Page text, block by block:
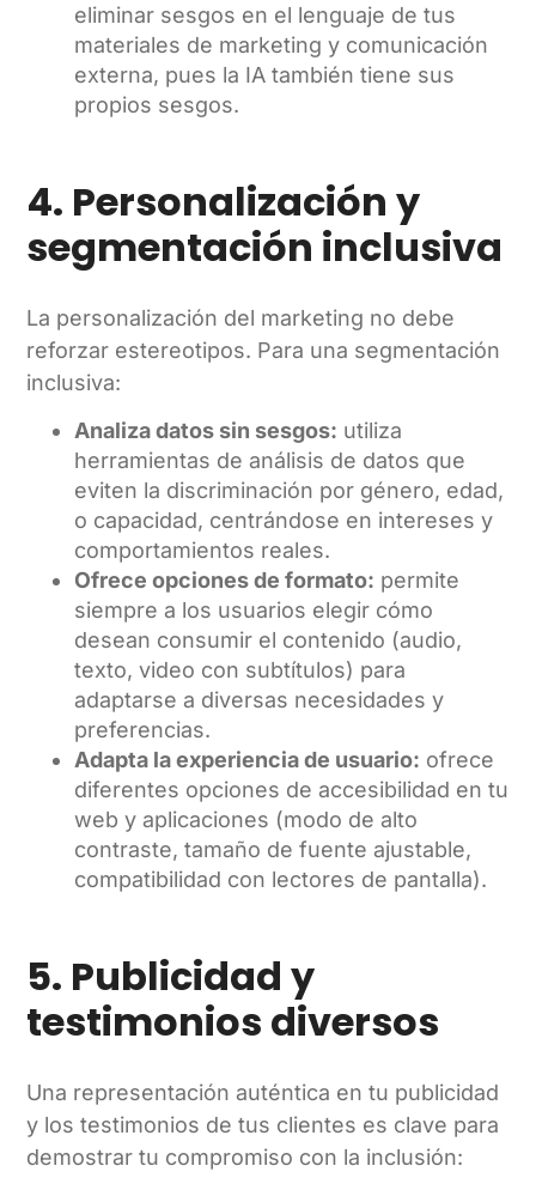
eliminar sesgos en el lenguaje de tus
materiales de marketing y comunicación
externa, pues la IA también tiene sus
propios sesgos.
4. Personalización y
segmentación inclusiva
La personalización del marketing no debe
reforzar estereotipos. Para una segmentación
inclusiva:
Analiza datos sin sesgos: utiliza
herramientas de análisis de datos que
eviten la discriminación por género, edad,
o capacidad, centrándose en intereses y
comportamientos reales.
Ofrece opciones de formato: permite
siempre a los usuarios elegir cómo
desean consumir el contenido (audio,
texto, video con subtítulos) para
adaptarse a diversas necesidades y
preferencias.
Adapta la experiencia de usuario: ofrece
diferentes opciones de accesibilidad en tu
web y aplicaciones (modo de alto
contraste, tamaño de fuente ajustable,
compatibilidad con lectores de pantalla).
5. Publicidad y
testimonios diversos
Una representación auténtica en tu publicidad
y los testimonios de tus clientes es clave para
demostrar tu compromiso con la inclusión: